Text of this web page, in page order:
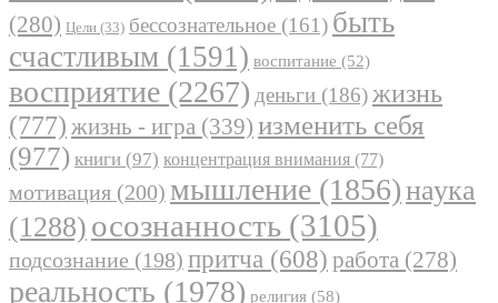
(280) Цели (33) бессознательное (161) быть
счастливым (1591) воспитание (52)
восприятие (2267) деньги (186)жизнь
(777) жизнь - игра (339) изменить себя
(977) книги (97) концентрация внимания (77)
мотивация (200) мышление (1856)наука
(1288) осознанность (3105)
подсознание (198) притча (608) работа (278)
реальность (1978) религия (58)